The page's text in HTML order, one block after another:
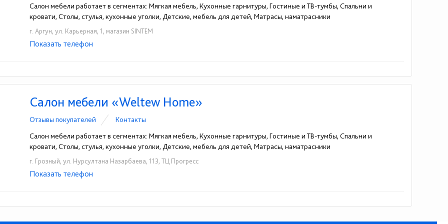
Салон мебели работает в сегментах: Мягкая мебель, Кухонные гарнитуры, Гостиные и ТВ-тумбы, Спальни и
кровати, Столы, стулья, кухонные уголки, Детские, мебель для детей, Матрасы, наматрасники
г. Аргун, ул. Карьерная, 1, магазин SINTEM
☎+7 (928) 737-63-83
Показать телефон
Салон мебели «Weltew Home»
Отзывы покупателей
Контакты
Салон мебели работает в сегментах: Мягкая мебель, Кухонные гарнитуры, Гостиные и ТВ-тумбы, Спальни и
кровати, Столы, стулья, кухонные уголки, Детские, мебель для детей, Матрасы, наматрасники
г. Грозный, ул. Нурсултана Назарбаева, 113, ТЦ Прогресс
☎+7 (938) 905-08-01
Показать телефон